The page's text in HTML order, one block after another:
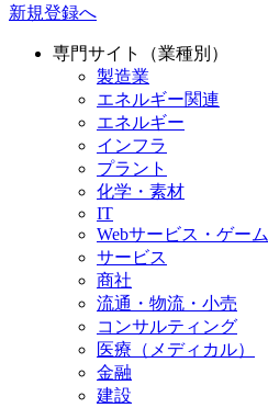
新規登録へ
専門サイト（業種別）
製造業
エネルギー関連
エネルギー
インフラ
プラント
化学・素材
IT
Webサービス・ゲーム
サービス
商社
流通・物流・小売
コンサルティング
医療（メディカル）
金融
建設